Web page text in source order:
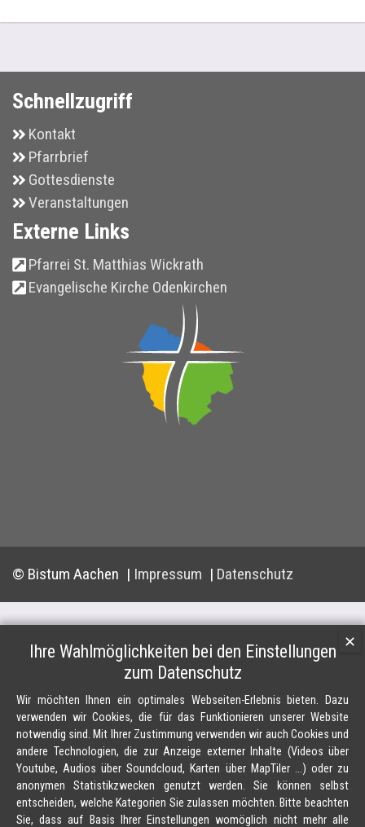
Schnellzugriff
Kontakt
Pfarrbrief
Gottesdienste
Veranstaltungen
Externe Links
Pfarrei St. Matthias Wickrath
Evangelische Kirche Odenkirchen
© Bistum Aachen Impressum Datenschutz
Ihre Wahlmöglichkeiten bei den Einstellungen
zum Datenschutz
Wir möchten Ihnen ein optimales Webseiten-Erlebnis bieten. Dazu
verwenden wir Cookies, die für das Funktionieren unserer Website
notwendig sind. Mit Ihrer Zustimmung verwenden wir auch Cookies und
andere Technologien, die zur Anzeige externer Inhalte (Videos über
Youtube, Audios über Soundcloud, Karten über MapTiler ...) oder zu
anonymen Statistikzwecken genutzt werden. Sie können selbst
entscheiden, welche Kategorien Sie zulassen möchten. Bitte beachten
Sie, dass auf Basis Ihrer Einstellungen womöglich nicht mehr alle
✕